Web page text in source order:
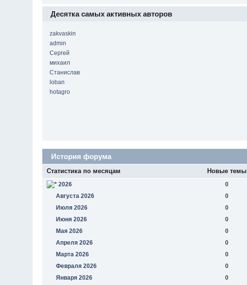
Десятка самых активных авторов
zakvaskin
admin
Сергей
михаил
Станислав
loban
hotagro
История форума
Статистика по месяцам Новые темы
2026 0
Августа 2026
0
Июля 2026
0
Июня 2026
0
Мая 2026
0
Апреля 2026
0
Марта 2026
0
Февраля 2026
0
Января 2026
0